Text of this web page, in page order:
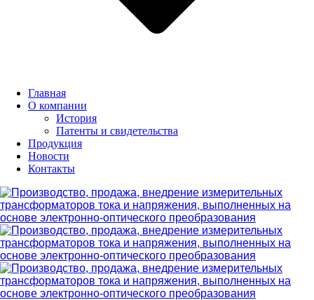
Главная
О компании
История
Патенты и свидетельства
Продукция
Новости
Контакты